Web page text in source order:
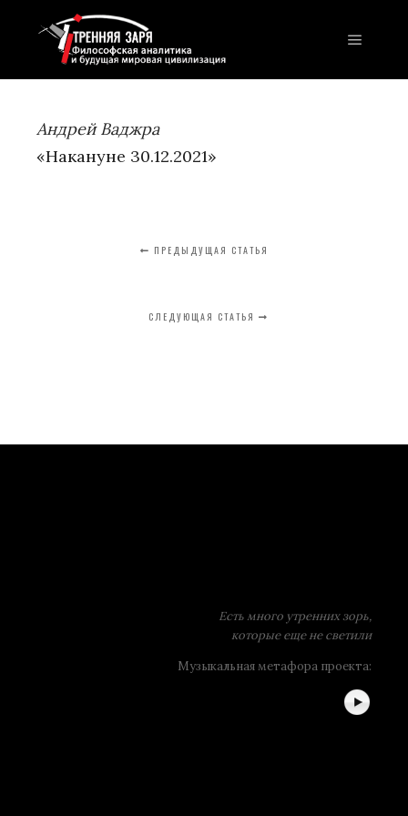
Андрей Ваджра
«Накануне 30.12.2021»
ПРЕДЫДУЩАЯ СТАТЬЯ
СЛЕДУЮЩАЯ СТАТЬЯ
Есть много утренних зорь,
которые еще не светили
Музыкальная метафора проекта: